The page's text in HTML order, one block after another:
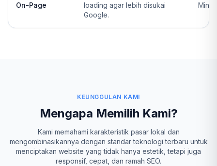
On-Page
loading agar lebih disukai
Google.
KEUNGGULAN KAMI
Mengapa Memilih Kami?
Kami memahami karakteristik pasar lokal dan
mengombinasikannya dengan standar teknologi terbaru untuk
menciptakan website yang tidak hanya estetik, tetapi juga
responsif, cepat, dan ramah SEO.